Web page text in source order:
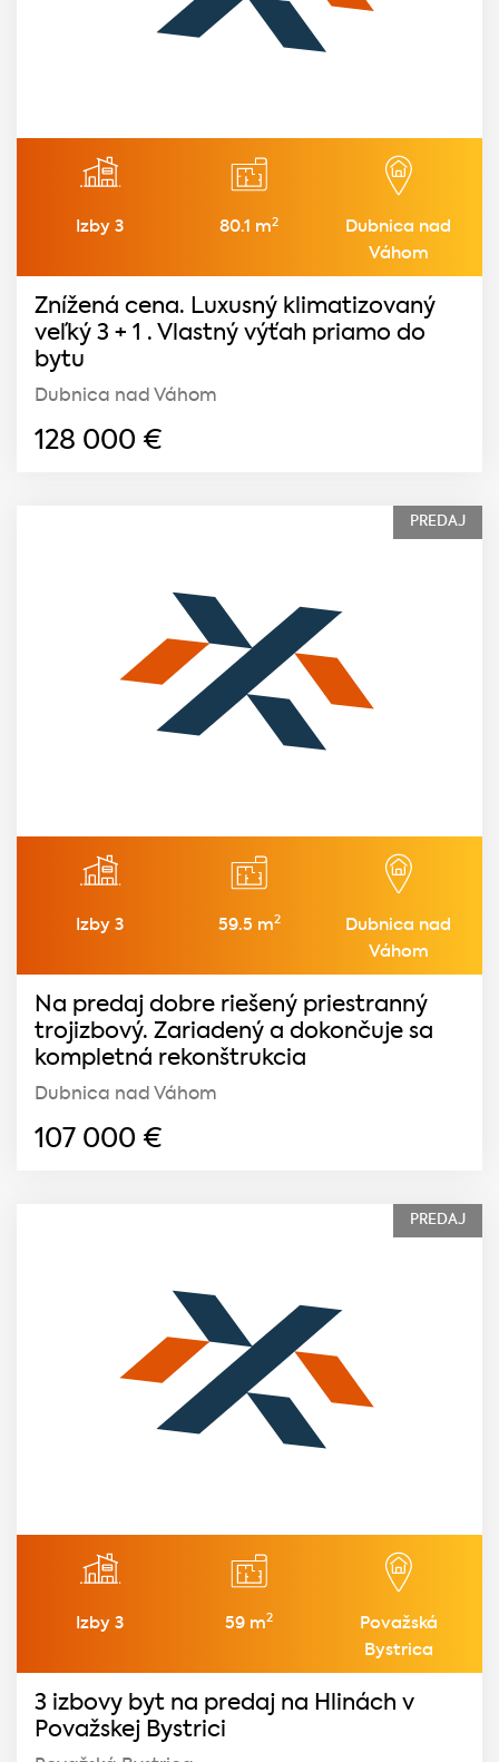
Izby 3 80.1 m2
Dubnica nad
Váhom
Znížená cena. Luxusný klimatizovaný
veľký 3 + 1 . Vlastný výťah priamo do
bytu
Dubnica nad Váhom
128 000 €
PREDAJ
Izby 3 59.5 m2
Dubnica nad
Váhom
Na predaj dobre riešený priestranný
trojizbový. Zariadený a dokončuje sa
kompletná rekonštrukcia
Dubnica nad Váhom
107 000 €
PREDAJ
Izby 3 59 m2
Považská
Bystrica
3 izbovy byt na predaj na Hlinách v
Považskej Bystrici